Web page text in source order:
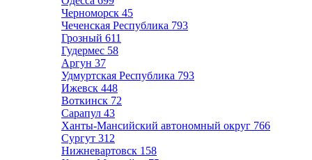
Черноморск 45
Чеченская Республика 793
Грозный 611
Гудермес 58
Аргун 37
Удмуртская Республика 793
Ижевск 448
Воткинск 72
Сарапул 43
Ханты-Мансийский автономный округ 766
Сургут 312
Нижневартовск 158